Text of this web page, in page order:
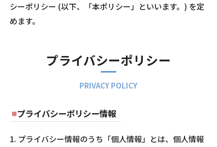
シーポリシー (以下、「本ポリシー」といいます。) を定
めます。
プライバシーポリシー
PRIVACY POLICY
プライバシーポリシー情報
1. プライバシー情報のうち「個人情報」とは、個人情報